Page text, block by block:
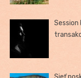
Session